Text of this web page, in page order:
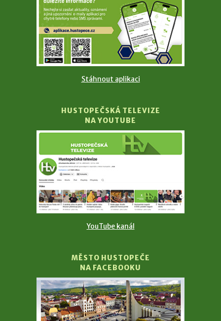
Stáhnout aplikaci
HUSTOPEČSKÁ TELEVIZE
NA YOUTUBE
YouTube kanál
MĚSTO HUSTOPEČE
NA FACEBOOKU